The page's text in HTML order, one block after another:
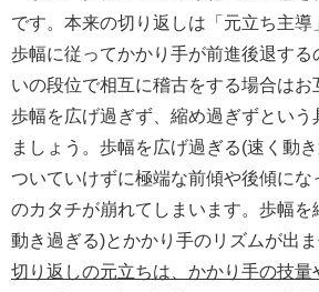
です。本来の切り返しは「元立ち主
歩幅に従ってかかり手が前進後退する
いの段位で相互に稽古をする場合はお
歩幅を広げ過ぎず、縮め過ぎずという
ましょう。歩幅を広げ過ぎる(速く動
ついていけずに極端な前傾や後傾にな
のカタチが崩れてしまいます。歩幅を
動き過ぎる)とかかり手のリズムが出ま
切り返しの元立ちは、かかり手の技量